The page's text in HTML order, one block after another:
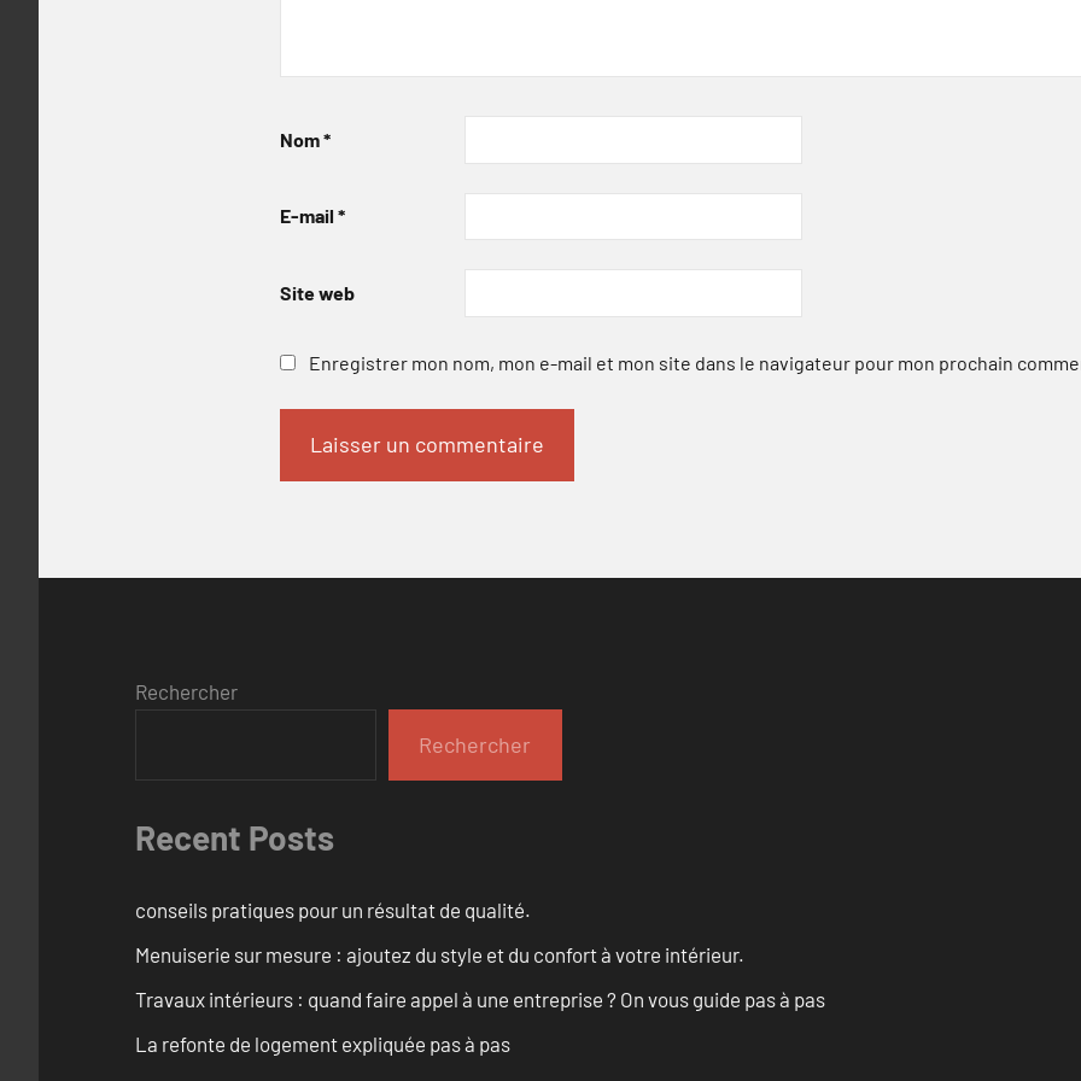
Nom*
E-mail *
Site web
Enregistrer mon nom, mon e-mail et mon site dans le navigateur pour mon prochain
Rechercher
Rechercher
Recent Posts
conseils pratiques pour un résultat de qualité.
Menuiserie sur mesure : ajoutez du style et du confort à votre intérieur.
Travaux intérieurs : quand faire appel à une entreprise ? On vous guide pas à pas
La refonte de logement expliquée pas à pas